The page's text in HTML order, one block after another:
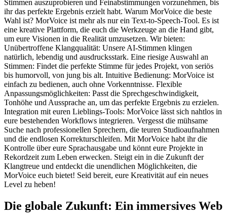
Stimmen auszuprobieren und Feinabstimmungen vorzunehmen, bis
ihr das perfekte Ergebnis erzielt habt. Warum MorVoice die beste
Wahl ist? MorVoice ist mehr als nur ein Text-to-Speech-Tool. Es ist
eine kreative Plattform, die euch die Werkzeuge an die Hand gibt,
um eure Visionen in die Realität umzusetzen. Wir bieten:
Unübertroffene Klangqualität: Unsere AI-Stimmen klingen
natürlich, lebendig und ausdrucksstark. Eine riesige Auswahl an
Stimmen: Findet die perfekte Stimme für jedes Projekt, von seriös
bis humorvoll, von jung bis alt. Intuitive Bedienung: MorVoice ist
einfach zu bedienen, auch ohne Vorkenntnisse. Flexible
Anpassungsmöglichkeiten: Passt die Sprechgeschwindigkeit,
Tonhöhe und Aussprache an, um das perfekte Ergebnis zu erzielen.
Integration mit euren Lieblings-Tools: MorVoice lässt sich nahtlos in
eure bestehenden Workflows integrieren. Vergesst die mühsame
Suche nach professionellen Sprechern, die teuren Studioaufnahmen
und die endlosen Korrekturschleifen. Mit MorVoice habt ihr die
Kontrolle über eure Sprachausgabe und könnt eure Projekte in
Rekordzeit zum Leben erwecken. Steigt ein in die Zukunft der
Klangtreue und entdeckt die unendlichen Möglichkeiten, die
MorVoice euch bietet! Seid bereit, eure Kreativität auf ein neues
Level zu heben!
Die globale Zukunft: Ein immersives Web